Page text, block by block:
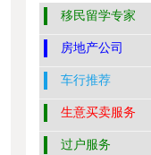
移民留学专家
房地产公司
车行推荐
生意买卖服务
过户服务